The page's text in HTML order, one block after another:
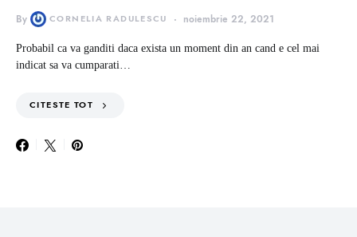
By CORNELIA RADULESCU noiembrie 22, 2021
Probabil ca va ganditi daca exista un moment din an cand e cel mai
indicat sa va cumparati…
CITESTE TOT